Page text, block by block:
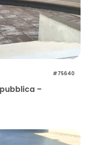
#75640
–